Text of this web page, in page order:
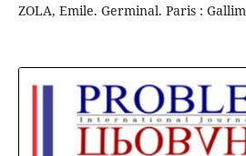
ZOLA, Emile. Germinal. Paris :